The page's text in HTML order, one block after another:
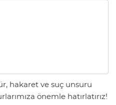
hakaret ve suç unsuru
önemle hatırlatırız!